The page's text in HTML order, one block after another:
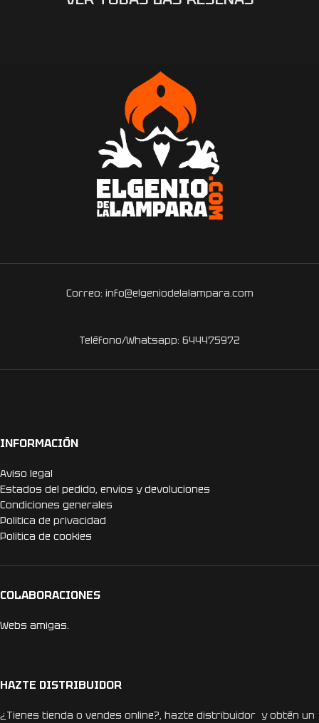
Correo: info@elgeniodelalampara.com
Teléfono/Whatsapp: 644475972
INFORMACIÓN
Aviso legal
Estados del pedido, envíos y devoluciones
Condiciones generales
Politica de privacidad
Politica de cookies
COLABORACIONES
Webs amigas.
HAZTE DISTRIBUIDOR
¿Tienes tienda o vendes online?, hazte distribuidor y obtén un